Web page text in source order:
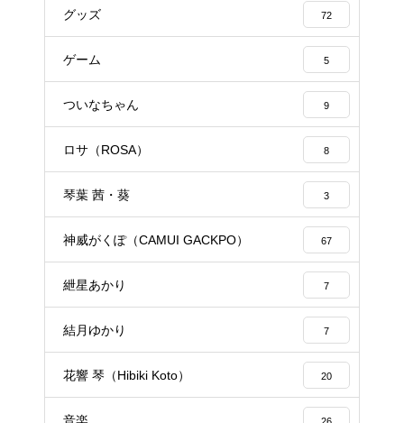
グッズ 72
ゲーム 5
ついなちゃん 9
ロサ（ROSA） 8
琴葉 茜・葵 3
神威がくぽ（CAMUI GACKPO） 67
紲星あかり 7
結月ゆかり 7
花響 琴（Hibiki Koto） 20